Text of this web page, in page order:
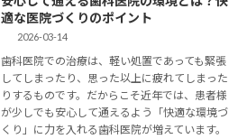
適な医院づくりのポイント
2026-03-14
歯科医院での治療は、軽い処置であっても緊張
してしまったり、思った以上に疲れてしまった
りするものです。だからこそ近年では、患者様
が少しでも安心して通えるよう「快適な環境づ
くり」に力を入れる歯科医院が増えています。